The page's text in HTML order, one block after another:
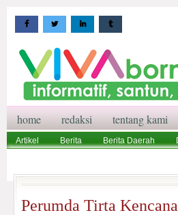
home redaksi tentang kami
Artikel Berita Berita Daerah
Perumda Tirta